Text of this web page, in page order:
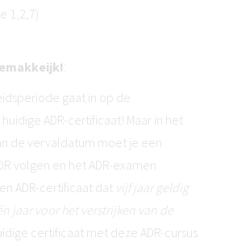
1,2,7)
:
gaat in op de
ADR-certificaat! Maar in het
de vervaldatum moet je een
volgen en het ADR-examen
ADR-certificaat dat vijf jaar geldig
jaar voor het verstrijken van de
certificaat met deze ADR-cursus